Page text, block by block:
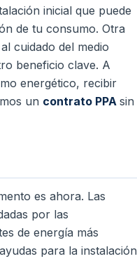
inicial que puede
de tu consumo. Otra
cuidado del medio
beneficio clave. A
energético, recibir
un contrato PPA sin
es ahora. Las
por las
de energía más
para la instalación